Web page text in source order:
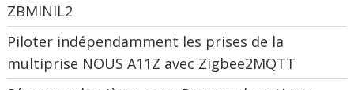
ZBMINIL2
Piloter indépendamment les prises de la
multiprise NOUS A11Z avec Zigbee2MQTT